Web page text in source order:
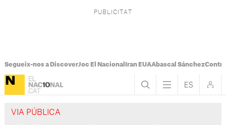
Segueix-nos a DiscoverJoc El Nacional Iran EUAAbascal Sánchez
VIA PÚBLICA